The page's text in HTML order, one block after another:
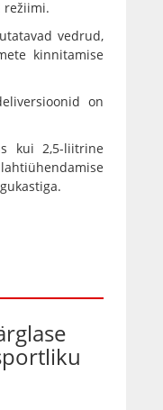
režiimi.
vedrud,
kinnitamise
on
kui 2,5-liitrine